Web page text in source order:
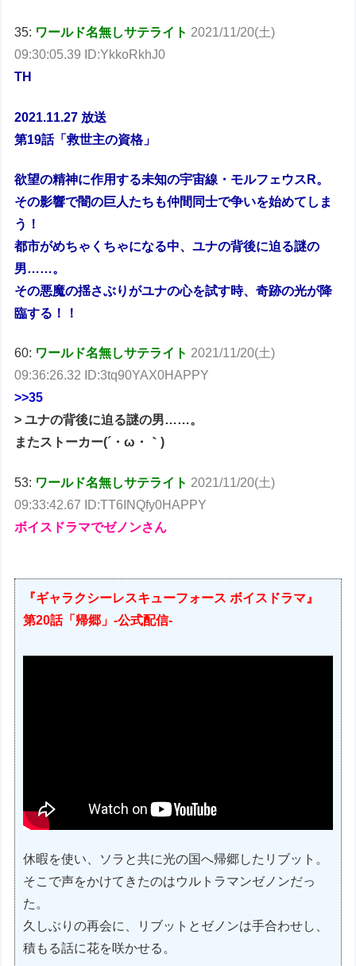
35: ワールド名無しサテライト 2021/11/20(土)
09:30:05.39 ID:YkkoRkhJ0
TH
2021.11.27 放送
第19話「救世主の資格」
欲望の精神に作用する未知の宇宙線・モルフェウスR。
その影響で闇の巨人たちも仲間同士で争いを始めてしま
う！
都市がめちゃくちゃになる中、ユナの背後に迫る謎の
男……。
その悪魔の揺さぶりがユナの心を試す時、奇跡の光が降
臨する！！
60: ワールド名無しサテライト 2021/11/20(土)
09:36:26.32 ID:3tq90YAX0HAPPY
>>35
> ユナの背後に迫る謎の男……。
またストーカー(´・ω・｀)
53: ワールド名無しサテライト 2021/11/20(土)
09:33:42.67 ID:TT6INQfy0HAPPY
ボイスドラマでゼノンさん
『ギャラクシーレスキューフォース ボイスドラマ』
第20話「帰郷」-公式配信-
休暇を使い、ソラと共に光の国へ帰郷したリブット。
そこで声をかけてきたのはウルトラマンゼノンだっ
た。
久しぶりの再会に、リブットとゼノンは手合わせし、
積もる話に花を咲かせる。